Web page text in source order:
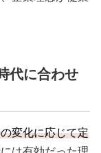
代に合わせ
変化に応じて定